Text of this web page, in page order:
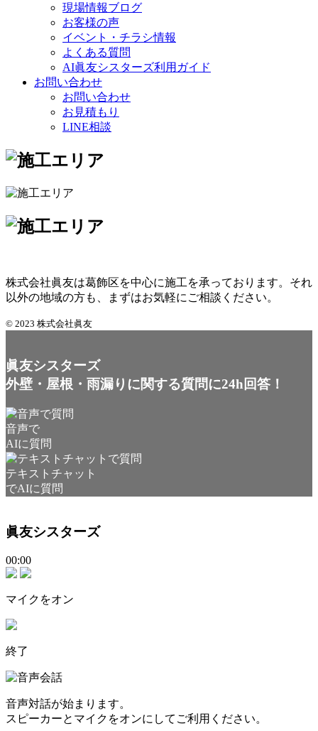
現場情報ブログ
お客様の声
イベント・チラシ情報
よくある質問
AI眞友シスターズ利用ガイド
お問い合わせ
お問い合わせ
お見積もり
LINE相談
株式会社眞友は葛飾区を中心に施工を承っております。それ
以外の地域の方も、まずはお気軽にご相談ください。
© 2023 株式会社眞友
眞友シスターズ
外壁・屋根・雨漏りに関する質問に24h回答！
音声で
AIに質問
テキストチャット
でAIに質問
眞友シスターズ
00:00
マイクをオン
終了
音声対話が始まります。
スピーカーとマイクをオンにしてご利用ください。